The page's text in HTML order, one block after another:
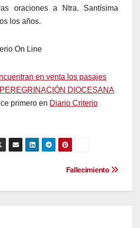
oraciones a Ntra. Santísima
los años.
On Line
en venta los pasajes
DIOCESANA
primero en Diario Criterio
Fallecimiento